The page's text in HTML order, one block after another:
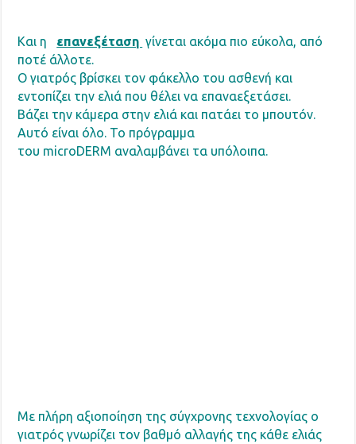
Και η επανεξέταση γίνεται ακόμα πιο εύκολα, από
ποτέ άλλοτε.
Ο γιατρός βρίσκει τον φάκελλο του ασθενή και
εντοπίζει την ελιά που θέλει να επαναεξετάσει.
Βάζει την κάμερα στην ελιά και πατάει το μπουτόν.
Αυτό είναι όλο. Το πρόγραμμα
τoυ microDERM αναλαμβάνει τα υπόλοιπα.
Με πλήρη αξιοποίηση της σύγχρονης τεχνολογίας ο
γιατρός γνωρίζει τον βαθμό αλλαγής της κάθε ελιάς